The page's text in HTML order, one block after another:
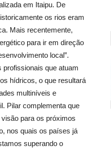
em Itaipu. De
os rios eram
Mais recentemente,
para ir em direção
local”.
que atuam
hídricos, o que resultará
multiníveis e
Pilar complementa que
para os próximos
nos quais os países já
superando o